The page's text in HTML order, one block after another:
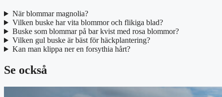
När blommar magnolia?
Vilken buske har vita blommor och flikiga blad?
Buske som blommar på bar kvist med rosa blommor?
Vilken gul buske är bäst för häckplantering?
Kan man klippa ner en forsythia hårt?
Se också